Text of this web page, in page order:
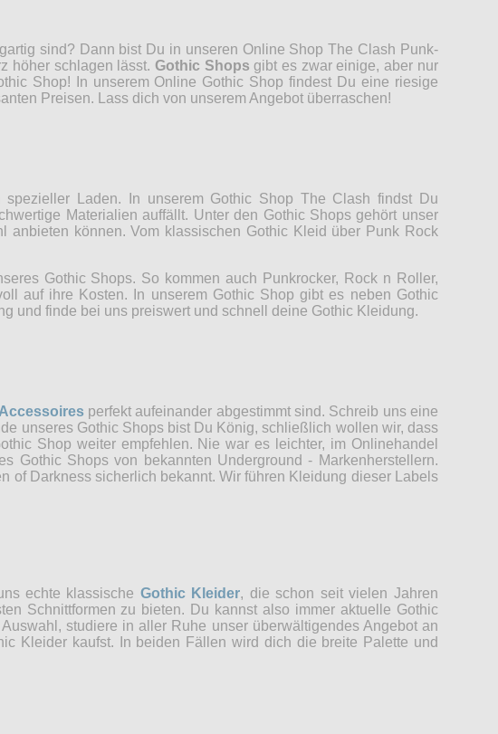
sind? Dann bist Du in unseren Online Shop The Clash Punk-
höher schlagen lässt. Gothic Shops gibt es zwar einige, aber nur
Shop! In unserem Online Gothic Shop findest Du eine riesige
Preisen. Lass dich von unserem Angebot überraschen!
Laden. In unserem Gothic Shop The Clash findst Du
Materialien auffällt. Unter den Gothic Shops gehört unser
anbieten können. Vom klassischen Gothic Kleid über Punk Rock
Gothic Shops. So kommen auch Punkrocker, Rock n Roller,
auf ihre Kosten. In unserem Gothic Shop gibt es neben Gothic
und finde bei uns preiswert und schnell deine Gothic Kleidung.
Accessoiresperfekt aufeinander abgestimmt sind. Schreib uns eine
unseres Gothic Shops bist Du König, schließlich wollen wir, dass
Shop weiter empfehlen. Nie war es leichter, im Onlinehandel
Gothic Shops von bekannten Underground - Markenherstellern.
of Darkness sicherlich bekannt. Wir führen Kleidung dieser Labels
echte klassische Gothic Kleider, die schon seit vielen Jahren
Schnittformen zu bieten. Du kannst also immer aktuelle Gothic
studiere in aller Ruhe unser überwältigendes Angebot an
Kleider kaufst. In beiden Fällen wird dich die breite Palette und